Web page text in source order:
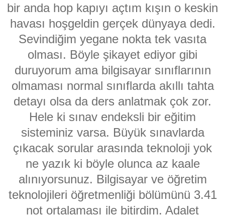
bir anda hop kapıyı açtım kışın o keskin
havası hoşgeldin gerçek dünyaya dedi.
Sevindiğim yegane nokta tek vasıta
olması. Böyle şikayet ediyor gibi
duruyorum ama bilgisayar sınıflarının
olmaması normal sınıflarda akıllı tahta
detayı olsa da ders anlatmak çok zor.
Hele ki sınav endeksli bir eğitim
sisteminiz varsa. Büyük sınavlarda
çıkacak sorular arasında teknoloji yok
ne yazık ki böyle olunca az kaale
alınıyorsunuz. Bilgisayar ve öğretim
teknolojileri öğretmenliği bölümünü 3.41
not ortalaması ile bitirdim. Adalet